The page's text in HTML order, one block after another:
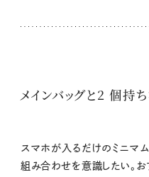
メインバッグと2 個持
スマホが入るだけのミニマ
組み合わせを意識したい。